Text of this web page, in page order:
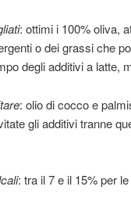
: ottimi i 100% oliva,
o dei grassi che
degli additivi a latte,
: olio di cocco e
gli additivi tranne
: tra il 7 e il 15% per